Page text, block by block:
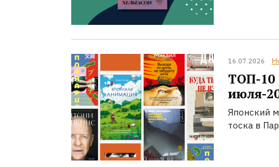
16.07.2026
ТОП-10
июля-
Японский
тоска в